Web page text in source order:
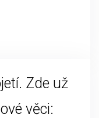
Zde už
věci: